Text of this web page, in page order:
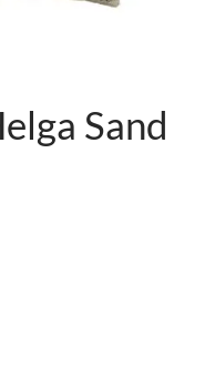
Sand